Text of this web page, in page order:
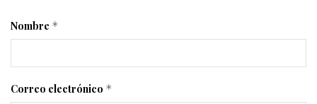
Nombre *
Correo electrónico *